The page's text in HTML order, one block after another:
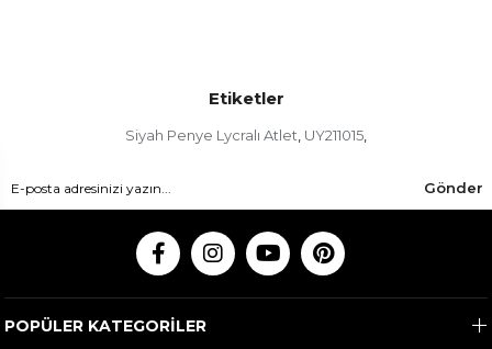
Etiketler
Siyah Penye Lycralı Atlet, UY211015,
Gönder
POPÜLER KATEGORİLER